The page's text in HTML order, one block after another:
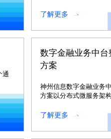
助银行踏实建立与场景
接能力。
了解更多
通
数字金融业务中台
方案
神州信息数字金融业务
方案以分布式微服务架
了解更多